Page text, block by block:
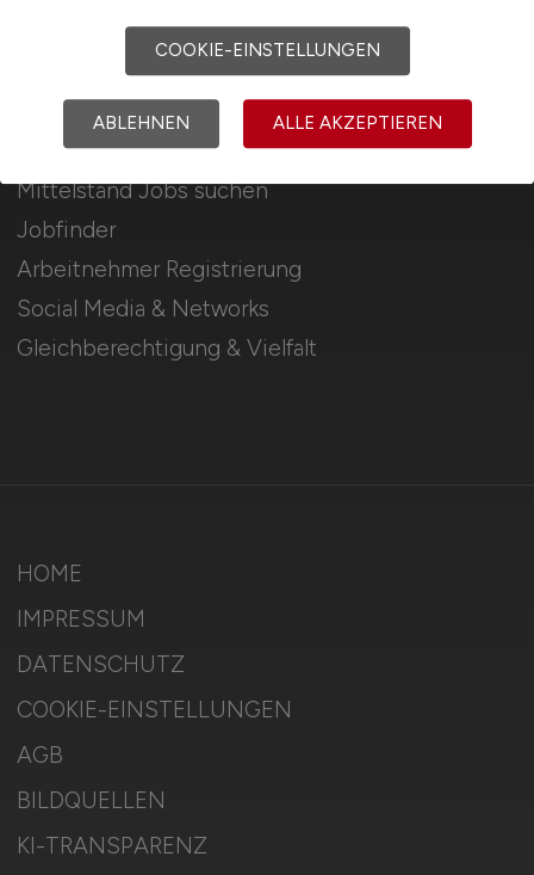
Für Arbeitnehmer
Mittelstand Jobs suchen
Jobfinder
Arbeitnehmer Registrierung
Social Media & Networks
Gleichberechtigung & Vielfalt
HOME
IMPRESSUM
DATENSCHUTZ
COOKIE-EINSTELLUNGEN
AGB
BILDQUELLEN
KI-TRANSPARENZ
COOKIE-EINSTELLUNGEN
ABLEHNEN ALLE AKZEPTIEREN